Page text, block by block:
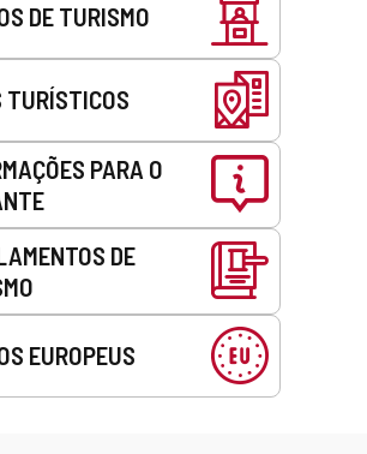
DE TURISMO
TURÍSTICOS
PARA O
DE
EUROPEUS